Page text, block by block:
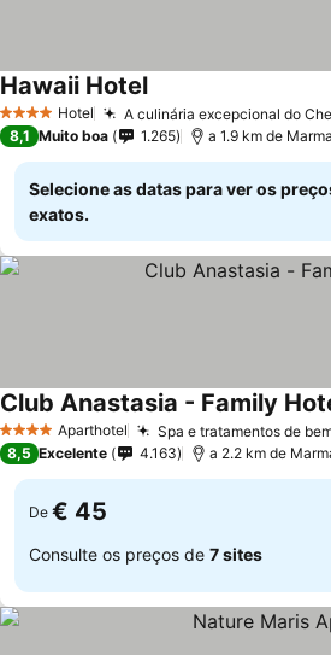
4 EstrelasHotel A culinária excepcional do
Hawaii Hotel
8,1 Muito boa 1.265 a 1.9 km de
Selecione as datas para ver os
exatos.
4 EstrelasAparthotel Spa e tratamentos de
Club Anastasia - Family
8,5 Excelente 4.163 a 2.2 km de
De € 45
Consulte os preços de 7 sites